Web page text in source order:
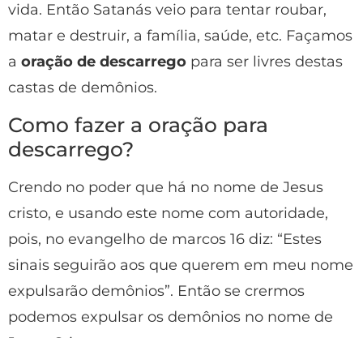
vida. Então Satanás veio para tentar roubar,
matar e destruir, a família, saúde, etc. Façamos
a oração de descarrego para ser livres destas
castas de demônios.
Como fazer a oração para
descarrego?
Crendo no poder que há no nome de Jesus
cristo, e usando este nome com autoridade,
pois, no evangelho de marcos 16 diz: “Estes
sinais seguirão aos que querem em meu nome
expulsarão demônios”. Então se crermos
podemos expulsar os demônios no nome de